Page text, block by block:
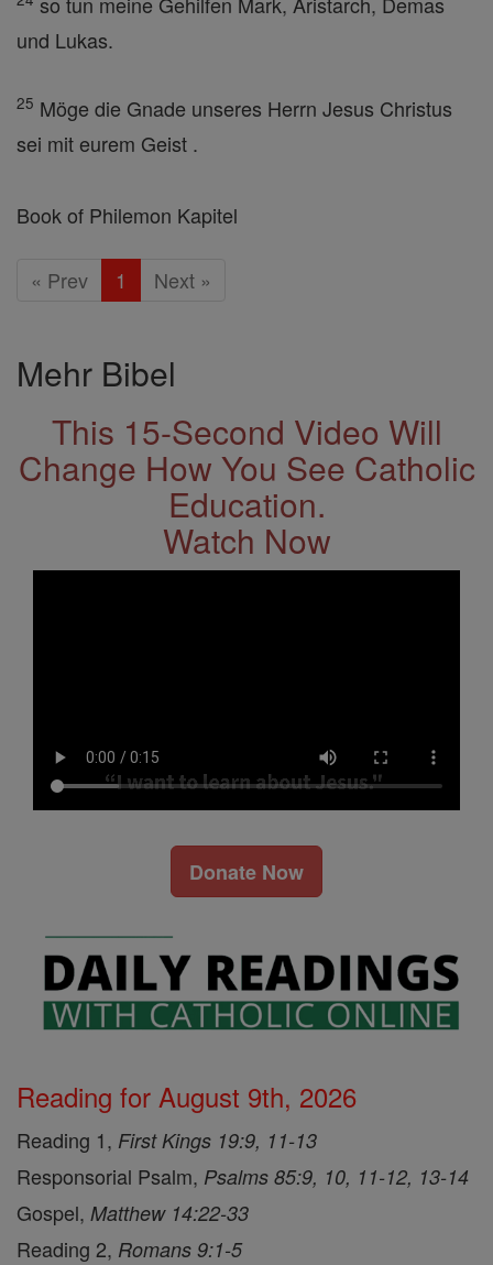
und Lukas.
25 Möge die Gnade unseres Herrn Jesus Christus
sei mit eurem Geist .
Book of Philemon Kapitel
« Prev 1 Next »
Mehr Bibel
This 15-Second Video Will
Change How You See Catholic
Education.
Watch Now
Donate Now
Reading for August 9th, 2026
Reading 1, First Kings 19:9, 11-13
Responsorial Psalm, Psalms 85:9, 10, 11-12, 13-14
Gospel, Matthew 14:22-33
Reading 2, Romans 9:1-5